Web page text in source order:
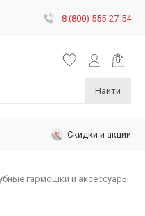
8 (800) 555-27-54
Найти
Скидки и акции
гармошки и аксессуары